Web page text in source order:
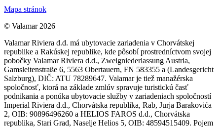
Mapa stránok
© Valamar 2026
Valamar Riviera d.d. má ubytovacie zariadenia v Chorvátskej
republike a Rakúskej republike, kde pôsobí prostredníctvom svojej
pobočky Valamar Riviera d.d., Zweigniederlassung Austria,
Gamsleitenstraße 6, 5563 Obertauern, FN 583355 a (Landesgericht
Salzburg), DIČ: ATU 78289647. Valamar je tiež manažérska
spoločnosť, ktorá na základe zmlúv spravuje turistickú časť
podnikania a ponúka ubytovacie služby v zariadeniach spoločností
Imperial Riviera d.d., Chorvátska republika, Rab, Jurja Barakovića
2, OIB: 90896496260 a HELIOS FAROS d.d., Chorvátska
republika, Stari Grad, Naselje Helios 5, OIB: 48594515409. Pojem